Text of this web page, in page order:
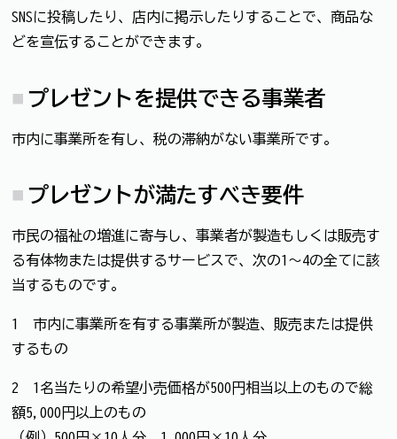
SNSに投稿したり、店内に掲示したりすることで、商品な
どを宣伝することができます。
プレゼントを提供できる事業者
市内に事業所を有し、税の滞納がない事業所です。
プレゼントが満たすべき要件
市民の福祉の増進に寄与し、事業者が製造もしくは販売す
る有体物または提供するサービスで、次の1～4の全てに該
当するものです。
1 市内に事業所を有する事業所が製造、販売または提供
するもの
2 1名当たりの希望小売価格が500円相当以上のもので総
額5,000円以上のもの